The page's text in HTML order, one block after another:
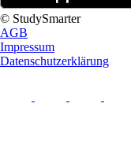
© StudySmarter
AGB
Impressum
Datenschutzerklärung